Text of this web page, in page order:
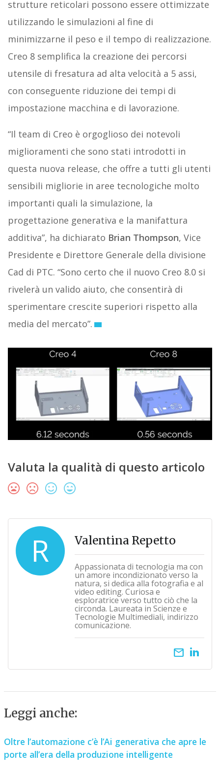
strutture reticolari possono essere ottimizzate
utilizzando le simulazioni al fine di
minimizzarne il peso e il tempo di realizzazione.
Creo 8 semplifica la creazione dei percorsi
utensile di fresatura ad alta velocità a 5 assi,
con conseguente riduzione dei tempi di
impostazione macchina e di lavorazione.
“Il team di Creo è orgoglioso dei notevoli
miglioramenti che sono stati introdotti in
questa nuova release, che offre a tutti gli utenti
sensibili migliorie in aree tecnologiche molto
importanti quali la simulazione, la
progettazione generativa e la manifattura
additiva”, ha dichiarato Brian Thompson, Vice
Presidente e Direttore Generale della divisione
Cad di PTC. “Sono certo che il nuovo Creo 8.0 si
rivelerà un valido aiuto, che consentirà di
sperimentare crescite superiori rispetto alla
media del mercato”.
Valuta la qualità di questo articolo
R Valentina Repetto
Appassionata di tecnologia ma con
un amore incondizionato verso la
natura, si dedica alla fotografia e al
video editing. Curiosa e
esploratrice verso tutto ciò che la
circonda. Laureata in Scienze e
Tecnologie Multimediali, indirizzo
comunicazione.
email
Leggi anche:
Oltre l’automazione c’è l’Ai generativa che apre le
porte all’era della produzione intelligente